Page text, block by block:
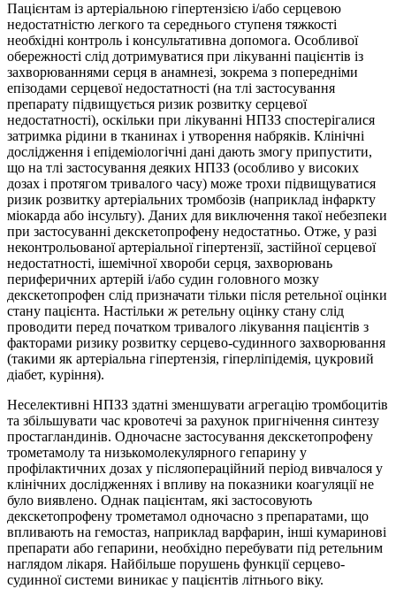
Пацієнтам із артеріальною гіпертензією і/або серцевою
недостатністю легкого та середнього ступеня тяжкості
необхідні контроль і консультативна допомога. Особливої
обережності слід дотримуватися при лікуванні пацієнтів із
захворюваннями серця в анамнезі, зокрема з попередніми
епізодами серцевої недостатності (на тлі застосування
препарату підвищується ризик розвитку серцевої
недостатності), оскільки при лікуванні НПЗЗ спостерігалися
затримка рідини в тканинах і утворення набряків. Клінічні
дослідження і епідеміологічні дані дають змогу припустити,
що на тлі застосування деяких НПЗЗ (особливо у високих
дозах і протягом тривалого часу) може трохи підвищуватися
ризик розвитку артеріальних тромбозів (наприклад інфаркту
міокарда або інсульту). Даних для виключення такої небезпеки
при застосуванні декскетопрофену недостатньо. Отже, у разі
неконтрольованої артеріальної гіпертензії, застійної серцевої
недостатності, ішемічної хвороби серця, захворювань
периферичних артерій і/або судин головного мозку
декскетопрофен слід призначати тільки після ретельної оцінки
стану пацієнта. Настільки ж ретельну оцінку стану слід
проводити перед початком тривалого лікування пацієнтів з
факторами ризику розвитку серцево-судинного захворювання
(такими як артеріальна гіпертензія, гіперліпідемія, цукровий
діабет, куріння).
Неселективні НПЗЗ здатні зменшувати агрегацію тромбоцитів
та збільшувати час кровотечі за рахунок пригнічення синтезу
простагландинів. Одночасне застосування декскетопрофену
трометамолу та низькомолекулярного гепарину у
профілактичних дозах у післяопераційний період вивчалося у
клінічних дослідженнях і впливу на показники коагуляції не
було виявлено. Однак пацієнтам, які застосовують
декскетопрофену трометамол одночасно з препаратами, що
впливають на гемостаз, наприклад варфарин, інші кумаринові
препарати або гепарини, необхідно перебувати під ретельним
наглядом лікаря. Найбільше порушень функції серцево-
судинної системи виникає у пацієнтів літнього віку.